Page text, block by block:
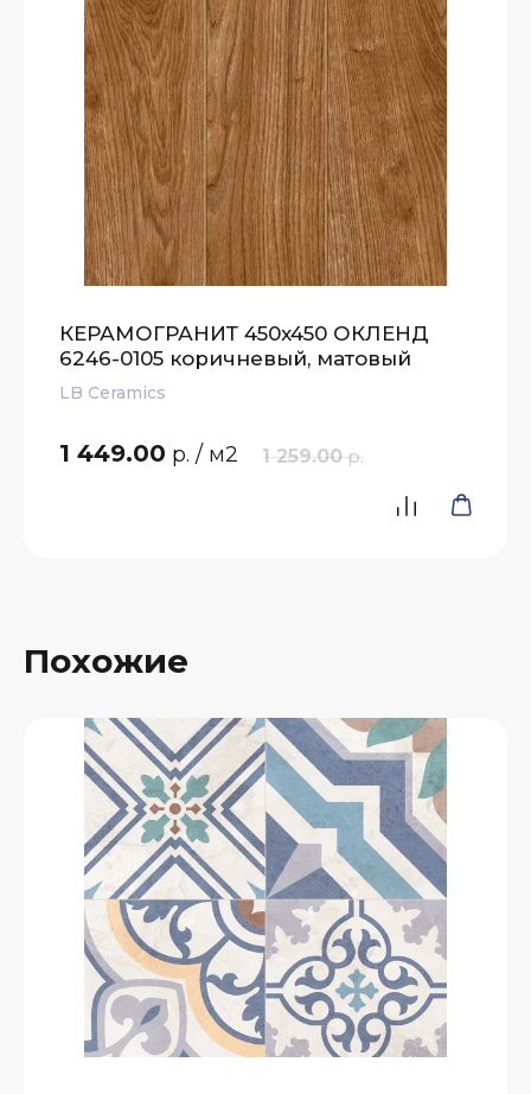
КЕРАМОГРАНИТ 450x450 ОКЛЕНД
6246-0105 коричневый, матовый
LB Ceramics
1 259.00 р.
1 449.00 р. / м2
Похожие